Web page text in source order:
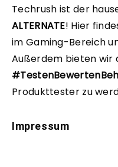
Techrush ist der
ALTERNATE! Hier
im Gaming-Bereich
Außerdem bieten wir
Produkttester zu
Impressum